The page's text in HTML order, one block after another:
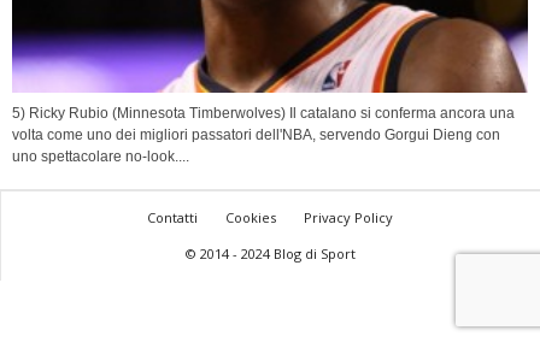
5) Ricky Rubio (Minnesota Timberwolves) Il catalano si conferma ancora una
volta come uno dei migliori passatori dell'NBA, servendo Gorgui Dieng con
uno spettacolare no-look....
Contatti Cookies
Privacy Policy
© 2014 - 2024 Blog di Sport